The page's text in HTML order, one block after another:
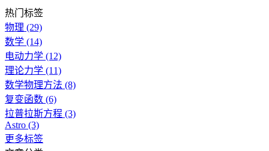
热门标签
物理 (29)
数学 (14)
电动力学 (12)
理论力学 (11)
数学物理方法 (8)
复变函数 (6)
拉普拉斯方程 (3)
Astro (3)
更多标签